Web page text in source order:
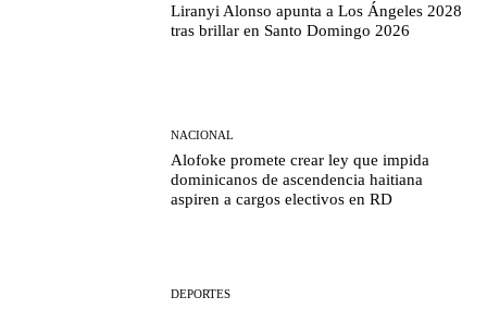
Liranyi Alonso apunta a Los Ángeles 2028
tras brillar en Santo Domingo 2026
NACIONAL
Alofoke promete crear ley que impida
dominicanos de ascendencia haitiana
aspiren a cargos electivos en RD
DEPORTES